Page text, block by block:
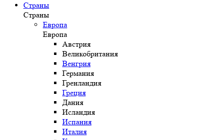
Страны
Страны
Европа
Европа
Австрия
Великобритания
Венгрия
Германия
Гренландия
Греция
Дания
Исландия
Испания
Италия